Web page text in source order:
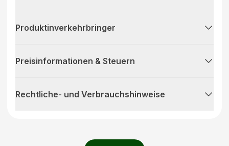
Produktinverkehrbringer
Preisinformationen & Steuern
Rechtliche- und Verbrauchshinweise